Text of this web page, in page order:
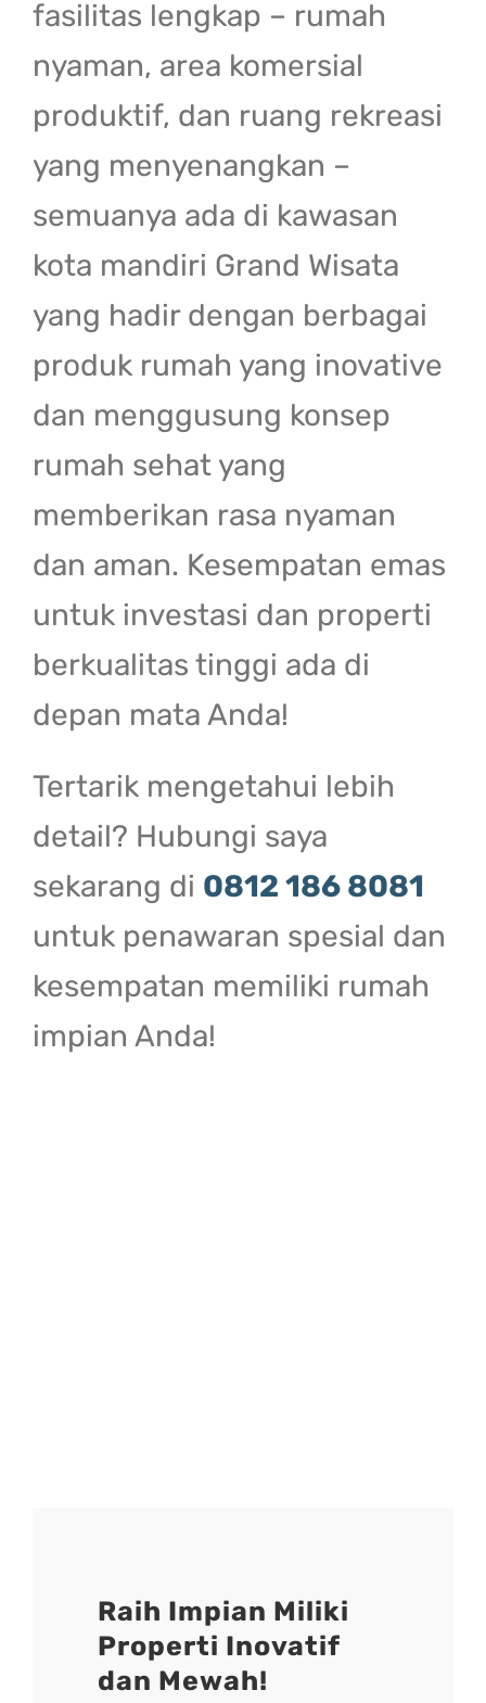
fasilitas lengkap – rumah
nyaman, area komersial
produktif, dan ruang rekreasi
yang menyenangkan –
semuanya ada di kawasan
kota mandiri Grand Wisata
yang hadir dengan berbagai
produk rumah yang inovative
dan menggusung konsep
rumah sehat yang
memberikan rasa nyaman
dan aman. Kesempatan emas
untuk investasi dan properti
berkualitas tinggi ada di
depan mata Anda!
Tertarik mengetahui lebih
detail? Hubungi saya
sekarang di 0812 186 8081
untuk penawaran spesial dan
kesempatan memiliki rumah
impian Anda!
Raih Impian Miliki
Properti Inovatif
dan Mewah!